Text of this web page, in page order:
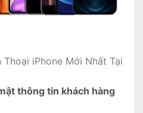
iPhone Mới Nhất Tại
thông tin khách hàng